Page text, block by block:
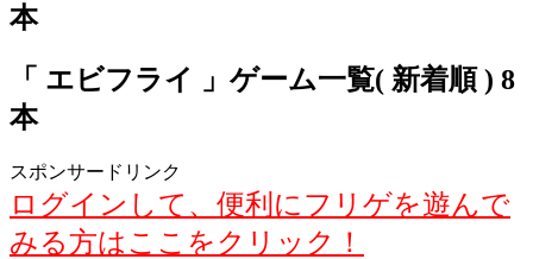
本
「 エビフライ 」ゲーム一覧( 新着順 ) 8
本
スポンサードリンク
ログインして、便利にフリゲを遊んで
みる方はここをクリック！